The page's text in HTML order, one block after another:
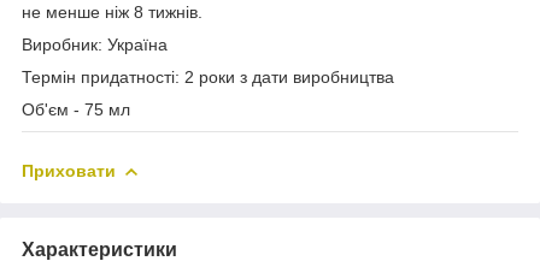
не менше ніж 8 тижнів.
Виробник: Україна
Термін придатності: 2 роки з дати виробництва
Об'єм - 75 мл
Приховати
Характеристики